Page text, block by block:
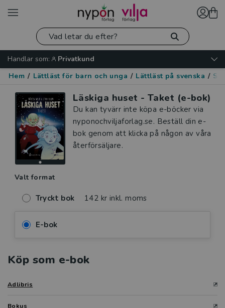
Handlar som:
Privatkund
Hem / Lättläst för barn och unga / Lättläst på svenska /
Läskiga huset - Taket (e-bok)
Du kan tyvärr inte köpa e-böcker via
nyponochviljaforlag.se. Beställ din e-
bok genom att klicka på någon av våra
återförsäljare.
Valt format
Tryckt bok 142 kr inkl. moms
E-bok
Köp som e-bok
Adlibris
Bokus